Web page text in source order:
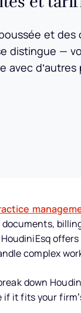
et des
distingue —
avec d’autres
complex
down
if it fits your